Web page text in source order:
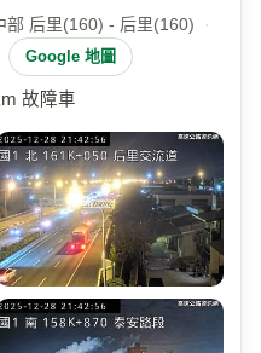
部 后里(160) - 后里(160)
·
Google 地圖
故障車